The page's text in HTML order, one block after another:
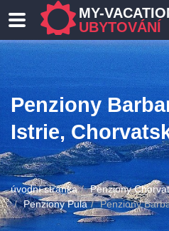
MY-
UBYTOVÁNÍ
Penziony
Istrie,
úvodní stránka Penziony
Penziony Pula
Penziony